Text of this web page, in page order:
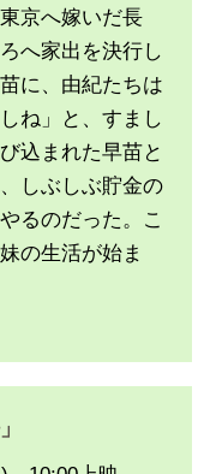
京へ嫁いだ長
へ家出を決行し
に、由紀たちは
ね」と、すまし
込まれた早苗と
しぶしぶ貯金の
るのだった。こ
の生活が始ま